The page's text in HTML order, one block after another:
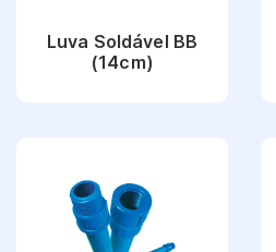
Luva Soldável BB
(14cm)